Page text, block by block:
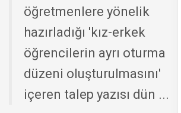
öğretmenlere yönelik
hazırladığı 'kız-erkek
öğrencilerin ayrı oturma
düzeni oluşturulmasını'
içeren talep yazısı dün ...